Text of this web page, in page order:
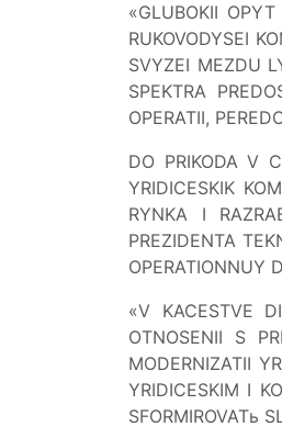
«GLUBOKII
RUKOVODYSEI
SVYZEI MEZDU
SPEKTRA
OPERATII,
DO PRIKODA V
YRIDICESKIK
RYNKA I
PREZIDENTA
OPERATIONNUY
«V KACESTVE
OTNOSENII S
MODERNIZATII
YRIDICESKIM I
SFORMIROVATь